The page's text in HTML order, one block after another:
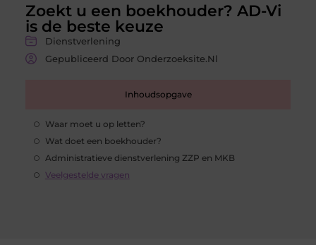
Zoekt u een boekhouder? AD-Vi
is de beste keuze
Dienstverlening
Gepubliceerd Door Onderzoeksite.nl
Inhoudsopgave
Waar moet u op letten?
Wat doet een boekhouder?
Administratieve dienstverlening ZZP en MKB
Veelgestelde vragen